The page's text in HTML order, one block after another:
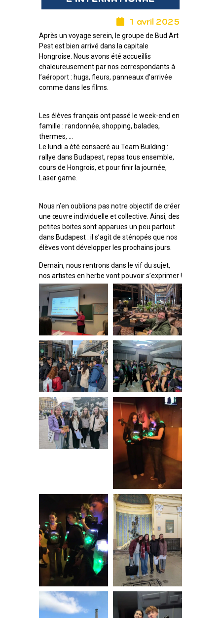
1 avril 2025
Après un voyage serein, le groupe de Bud Art
Pest est bien arrivé dans la capitale
Hongroise. Nous avons été accueillis
chaleureusement par nos correspondants à
l’aéroport : hugs, fleurs, panneaux d’arrivée
comme dans les films.
Les élèves français ont passé le week-end en
famille : randonnée, shopping, balades,
thermes, …
Le lundi a été consacré au Team Building :
rallye dans Budapest, repas tous ensemble,
cours de Hongrois, et pour finir la journée,
Laser game.
Nous n’en oublions pas notre objectif de créer
une œuvre individuelle et collective. Ainsi, des
petites boites sont apparues un peu partout
dans Budapest : il s’agit de sténopés que nos
élèves vont développer les prochains jours.
Demain, nous rentrons dans le vif du sujet,
nos artistes en herbe vont pouvoir s’exprimer !